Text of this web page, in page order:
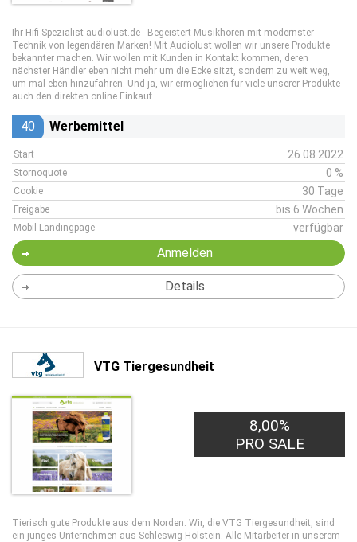
Ihr Hifi Spezialist audiolust.de - Begeistert Musikhören mit modernster
Technik von legendären Marken! Mit Audiolust wollen wir unsere Produkte
bekannter machen. Wir wollen mit Kunden in Kontakt kommen, deren
nächster Händler eben nicht mehr um die Ecke sitzt, sondern zu weit weg,
um mal eben hinzufahren. Und ja, wir ermöglichen für viele unserer Produkte
auch den direkten online Einkauf.
40 Werbemittel
Start 26.08.2022
Stornoquote 0 %
Cookie 30 Tage
Freigabe bis 6 Wochen
Mobil-Landingpage verfügbar
Anmelden
Details
VTG Tiergesundheit
8,00%
PRO SALE
Tierisch gute Produkte aus dem Norden. Wir, die VTG Tiergesundheit, sind
ein junges Unternehmen aus Schleswig-Holstein. Alle Mitarbeiter in unserem